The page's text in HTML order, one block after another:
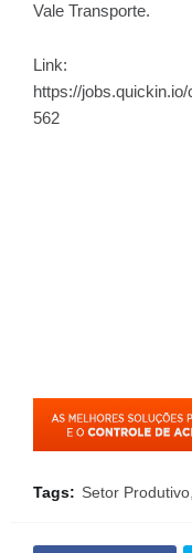
Vale Transporte.
Link:
https://
562
Tags: Setor Produtivo